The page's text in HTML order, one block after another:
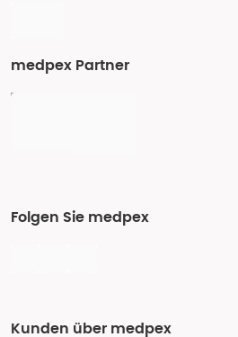
medpex Partner
Folgen Sie medpex
Kunden über medpex